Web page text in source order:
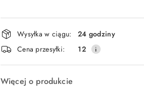
Dostępność
i
dostawa
Wysyłka w ciągu:
24 godziny
Cena przesyłki:
12
Więcej o produkcie